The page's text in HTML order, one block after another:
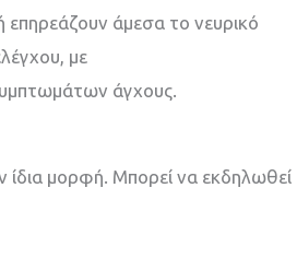
άμεσα το νευρικό
με
άγχους.
ίδια μορφή. Μπορεί να εκδηλωθεί